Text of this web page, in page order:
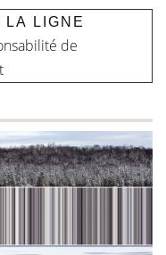
LA LIGNE
de